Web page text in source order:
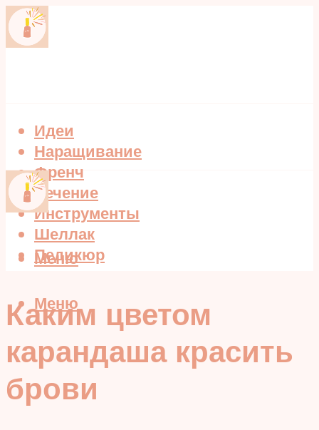
Идеи
Наращивание
Френч
Лечение
Инструменты
Шеллак
Педикюр
Меню
Меню
Каким цветом
карандаша красить
брови